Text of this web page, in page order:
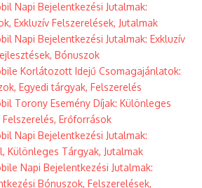
Napi Bejelentkezési Jutalmak:
Exkluzív Felszerelések, Jutalmak
Napi Bejelentkezési Jutalmak: Exkluzív
Bónuszok
Korlátozott Idejű Csomagajánlatok:
Egyedi tárgyak, Felszerelés
Torony Esemény Díjak: Különleges
Erőforrások
Napi Bejelentkezési Jutalmak:
Különleges Tárgyak, Jutalmak
Napi Bejelentkezési Jutalmak:
Bónuszok, Felszerelések,